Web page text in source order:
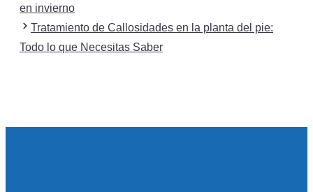
en invierno
Tratamiento de Callosidades en la planta del pie:
Todo lo que Necesitas Saber